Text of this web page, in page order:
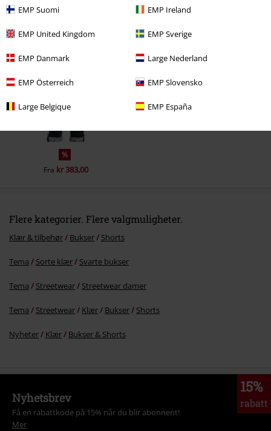
EMP Suomi EMP Ireland
EMP United Kingdom EMP Sverige
EMP Danmark Large Nederland
EMP Österreich EMP Slovensko
Large Belgique EMP España
Siste besøk
%
Fra kr 383,00
Flere kategorier. Flere valgmuligheter.
Klær & tilbehør Bukser Shorts
Tema Sorte klær Svarte bukser
Tema Streetwear Streetwear damer
Tema Streetwear Klær Bukser Shorts
Nyheter Klær Bukser & Shorts
15%
rabatt
Nyhetsbrev
Få en rabattkode på 15% når du blir abonnent!
Mer